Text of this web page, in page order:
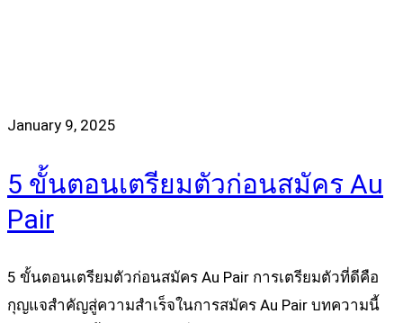
January 9, 2025
5 ขั้นตอนเตรียมตัวก่อนสมัคร Au
Pair
5 ขั้นตอนเตรียมตัวก่อนสมัคร Au Pair การเตรียมตัวที่ดีคือ
กุญแจสำคัญสู่ความสำเร็จในการสมัคร Au Pair บทความนี้